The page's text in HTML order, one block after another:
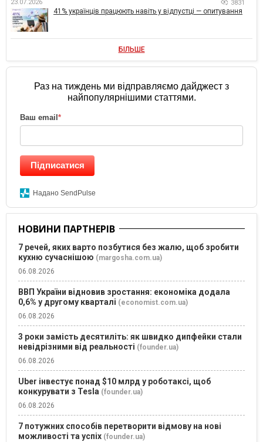
23.07.2026 3831
41% українців працюють навіть у відпустці — опитування
БІЛЬШЕ
Раз на тиждень ми відправляємо дайджест з
найпопулярнішими статтями.
Ваш email *
Підписатися
Надано SendPulse
НОВИНИ ПАРТНЕРІВ
7 речей, яких варто позбутися без жалю, щоб зробити
кухню сучаснішою (margosha.com.ua)
06.08.2026
ВВП України відновив зростання: економіка додала
0,6% у другому кварталі (economist.com.ua)
06.08.2026
3 роки замість десятиліть: як швидко дипфейки стали
невідрізними від реальності (founder.ua)
06.08.2026
Uber інвестує понад $10 млрд у роботаксі, щоб
конкурувати з Tesla (founder.ua)
06.08.2026
7 потужних способів перетворити відмову на нові
можливості та успіх (founder.ua)